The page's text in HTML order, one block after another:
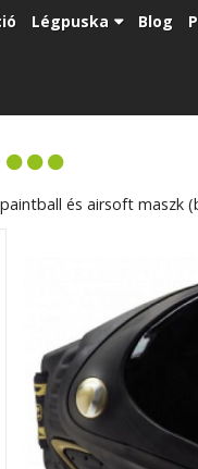
Légpuska Blog
és airsoft maszk